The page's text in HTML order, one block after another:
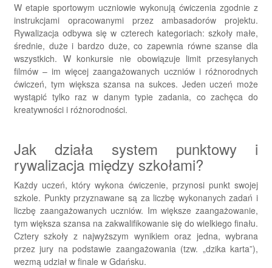
W etapie sportowym uczniowie wykonują ćwiczenia zgodnie z
instrukcjami opracowanymi przez ambasadorów projektu.
Rywalizacja odbywa się w czterech kategoriach: szkoły małe,
średnie, duże i bardzo duże, co zapewnia równe szanse dla
wszystkich. W konkursie nie obowiązuje limit przesyłanych
filmów – im więcej zaangażowanych uczniów i różnorodnych
ćwiczeń, tym większa szansa na sukces. Jeden uczeń może
wystąpić tylko raz w danym typie zadania, co zachęca do
kreatywności i różnorodności.
Jak działa system punktowy i
rywalizacja między szkołami?
Każdy uczeń, który wykona ćwiczenie, przynosi punkt swojej
szkole. Punkty przyznawane są za liczbę wykonanych zadań i
liczbę zaangażowanych uczniów. Im większe zaangażowanie,
tym większa szansa na zakwalifikowanie się do wielkiego finału.
Cztery szkoły z najwyższym wynikiem oraz jedna, wybrana
przez jury na podstawie zaangażowania (tzw. „dzika karta”),
wezmą udział w finale w Gdańsku.